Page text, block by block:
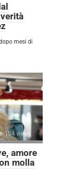
mesi di
104 views
amore
molla